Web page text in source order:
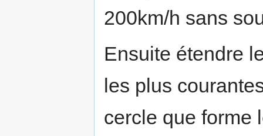
200km/h sans
Ensuite étendre
les plus
cercle que forme